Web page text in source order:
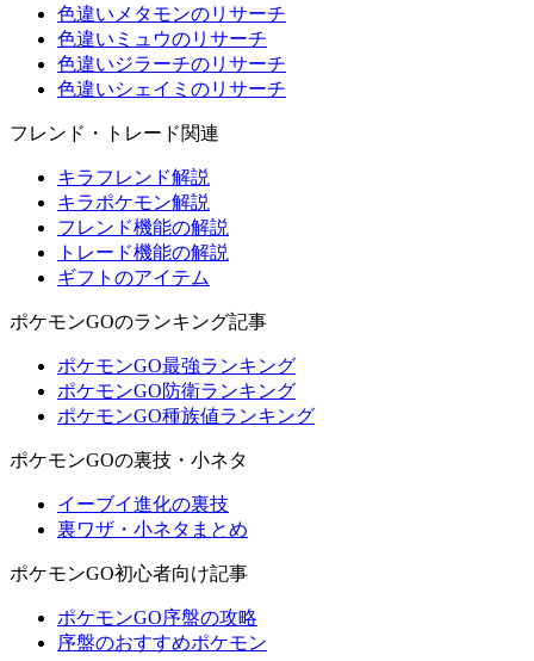
色違いメタモンのリサーチ
色違いミュウのリサーチ
色違いジラーチのリサーチ
色違いシェイミのリサーチ
フレンド・トレード関連
キラフレンド解説
キラポケモン解説
フレンド機能の解説
トレード機能の解説
ギフトのアイテム
ポケモンGOのランキング記事
ポケモンGO最強ランキング
ポケモンGO防衛ランキング
ポケモンGO種族値ランキング
ポケモンGOの裏技・小ネタ
イーブイ進化の裏技
裏ワザ・小ネタまとめ
ポケモンGO初心者向け記事
ポケモンGO序盤の攻略
序盤のおすすめポケモン